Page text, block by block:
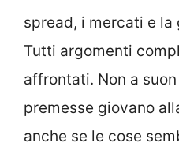
spread, i mercati e la
Tutti argomenti
affrontati. Non a
premesse giovano
anche se le cose